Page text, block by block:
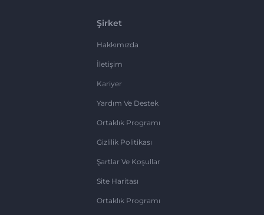
Şirket
Hakkımızda
İletişim
Kariyer
Yardım Ve Destek
Ortaklık Programı
Gizlilik Politikası
Şartlar Ve Koşullar
Site Haritası
Ortaklık Programı